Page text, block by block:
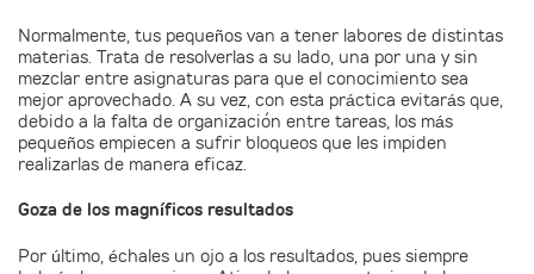
Normalmente, tus pequeños van a tener labores de distintas
materias. Trata de resolverlas a su lado, una por una y sin
mezclar entre asignaturas para que el conocimiento sea
mejor aprovechado. A su vez, con esta práctica evitarás que,
debido a la falta de organización entre tareas, los más
pequeños empiecen a sufrir bloqueos que les impiden
realizarlas de manera eficaz.
Goza de los magníficos resultados
Por último, échales un ojo a los resultados, pues siempre